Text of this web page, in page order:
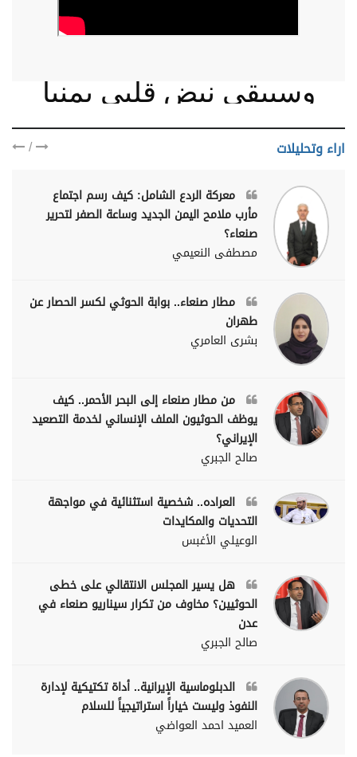
وسيبقى نبض قلبي يمنيا
اراء وتحليلات /
معركة الردع الشامل: كيف رسم اجتماع
مأرب ملامح اليمن الجديد وساعة الصفر لتحرير
صنعاء؟
مصطفى النعيمي
مطار صنعاء.. بوابة الحوثي لكسر الحصار عن
طهران
بشرى العامري
من مطار صنعاء إلى البحر الأحمر.. كيف
يوظف الحوثيون الملف الإنساني لخدمة التصعيد
الإيراني؟
صالح الجبري
العراده.. شخصية استثنائية في مواجهة
التحديات والمكايدات
الوعيلي الأغبس
هل يسير المجلس الانتقالي على خطى
الحوثيين؟ مخاوف من تكرار سيناريو صنعاء في
عدن
صالح الجبري
الدبلوماسية الإيرانية.. أداة تكتيكية لإدارة
النفوذ وليست خياراً استراتيجياً للسلام
العميد احمد العواضي